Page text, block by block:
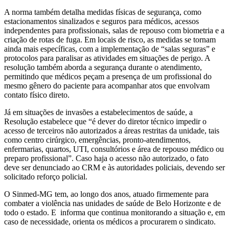
A norma também detalha medidas físicas de segurança, como
estacionamentos sinalizados e seguros para médicos, acessos
independentes para profissionais, salas de repouso com biometria e a
criação de rotas de fuga. Em locais de risco, as medidas se tornam
ainda mais específicas, com a implementação de “salas seguras” e
protocolos para paralisar as atividades em situações de perigo. A
resolução também aborda a segurança durante o atendimento,
permitindo que médicos peçam a presença de um profissional do
mesmo gênero do paciente para acompanhar atos que envolvam
contato físico direto.
Já em situações de invasões a estabelecimentos de saúde, a
Resolução estabelece que “é dever do diretor técnico impedir o
acesso de terceiros não autorizados a áreas restritas da unidade, tais
como centro cirúrgico, emergências, pronto-atendimentos,
enfermarias, quartos, UTI, consultórios e área de repouso médico ou
preparo profissional”. Caso haja o acesso não autorizado, o fato
deve ser denunciado ao CRM e às autoridades policiais, devendo ser
solicitado reforço policial.
O Sinmed-MG tem, ao longo dos anos, atuado firmemente para
combater a violência nas unidades de saúde de Belo Horizonte e de
todo o estado. E informa que continua monitorando a situação e, em
caso de necessidade, orienta os médicos a procurarem o sindicato.